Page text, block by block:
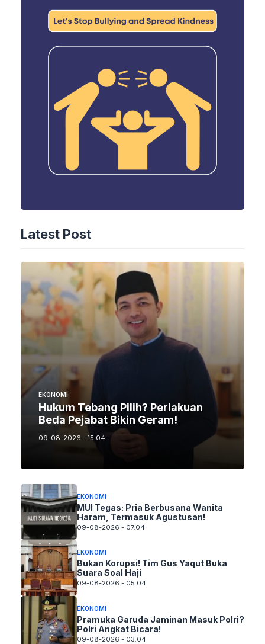
Latest Post
EKONOMI
Hukum Tebang Pilih? Perlakuan
Beda Pejabat Bikin Geram!
09-08-2026 - 15.04
EKONOMI
MUI Tegas: Pria Berbusana Wanita
Haram, Termasuk Agustusan!
09-08-2026 - 07.04
EKONOMI
Bukan Korupsi! Tim Gus Yaqut Buka
Suara Soal Haji
09-08-2026 - 05.04
EKONOMI
Pramuka Garuda Jaminan Masuk Polri?
Polri Angkat Bicara!
09-08-2026 - 03.04